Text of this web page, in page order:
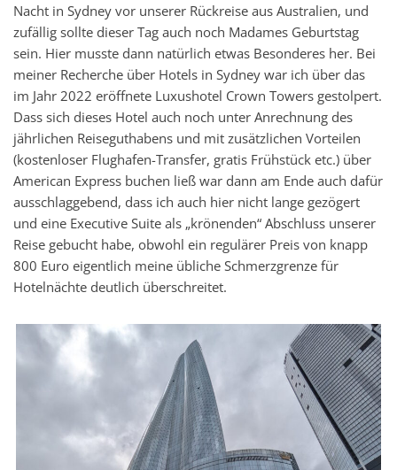
Nacht in Sydney vor unserer Rückreise aus Australien, und
zufällig sollte dieser Tag auch noch Madames Geburtstag
sein. Hier musste dann natürlich etwas Besonderes her. Bei
meiner Recherche über Hotels in Sydney war ich über das
im Jahr 2022 eröffnete Luxushotel Crown Towers gestolpert.
Dass sich dieses Hotel auch noch unter Anrechnung des
jährlichen Reiseguthabens und mit zusätzlichen Vorteilen
(kostenloser Flughafen-Transfer, gratis Frühstück etc.) über
American Express buchen ließ war dann am Ende auch dafür
ausschlaggebend, dass ich auch hier nicht lange gezögert
und eine Executive Suite als „krönenden“ Abschluss unserer
Reise gebucht habe, obwohl ein regulärer Preis von knapp
800 Euro eigentlich meine übliche Schmerzgrenze für
Hotelnächte deutlich überschreitet.